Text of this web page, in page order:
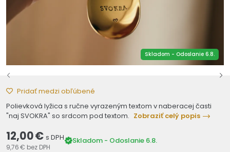
Skladom - Odoslanie 6.8.
Pridať medzi obľúbené
Polievková lyžica s ručne vyrazeným textom v naberacej časti
"naj SVOKRA" so srdcom pod textom. Zobraziť celý popis
12,00 € s DPH
9,76 € bez DPH
Skladom - Odoslanie 6.8.